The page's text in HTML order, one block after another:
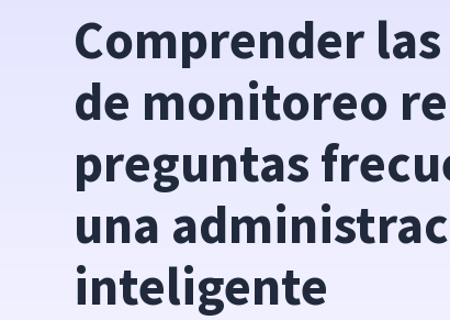
Comprender
de monitoreo
preguntas
una
inteligente